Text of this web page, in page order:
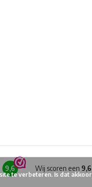
9,6 Wij scoren een 9,6
te verbeteren. Is dat